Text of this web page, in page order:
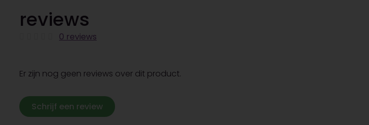
reviews
0 reviews
Er zijn nog geen reviews over dit product.
Schrijf een review